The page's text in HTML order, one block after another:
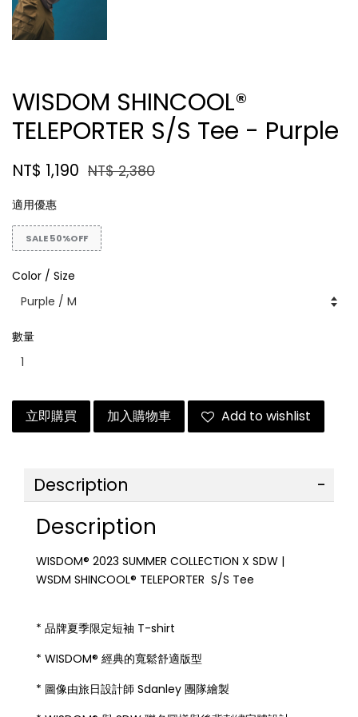
WISDOM SHINCOOL®
TELEPORTER S/S Tee - Purple
NT$ 1,190 NT$ 2,380
適用優惠
SALE 50%OFF
Color / Size
數量
立即購買 加入購物車 Add to wishlist
Description
Description
WISDOM® 2023 SUMMER COLLECTION X SDW |
WSDM SHINCOOL® TELEPORTER S/S Tee
* 品牌夏季限定短袖 T-shirt
* WISDOM® 經典的寬鬆舒適版型
* 圖像由旅日設計師 Sdanley 團隊繪製